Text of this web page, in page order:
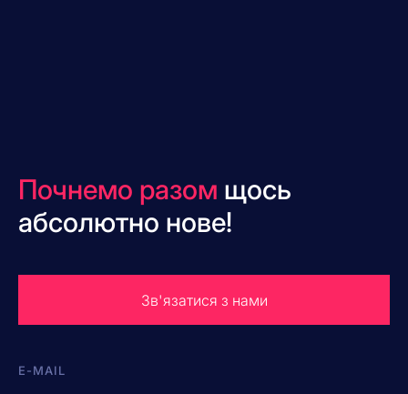
Почнемо разом щось
абсолютно нове!
Зв'язатися з нами
E-MAIL